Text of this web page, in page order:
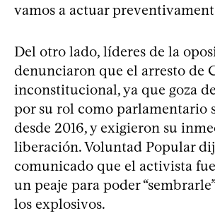
vamos a actuar
Del otro lado, líderes de la
denunciaron que el arresto de
inconstitucional, ya que goza
por su rol como parlamentario
desde 2016, y exigieron su
liberación. Voluntad Popular
comunicado que el activista
un peaje para poder
los explosivos.